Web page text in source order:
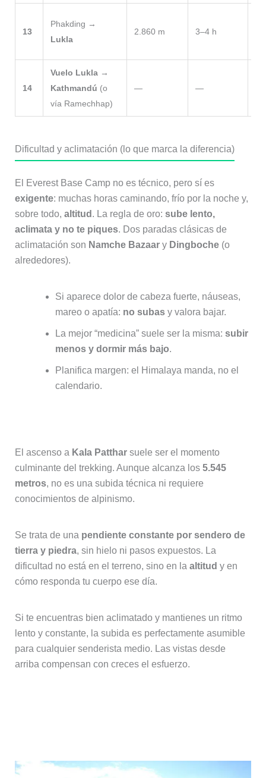
13
Phakding →
Lukla
2.860 m 3–4 h
14
Vuelo Lukla →
Kathmandú (o
vía Ramechhap)
— —
Dificultad y aclimatación (lo que marca la diferencia)
El Everest Base Camp no es técnico, pero sí es
exigente: muchas horas caminando, frío por la noche y,
sobre todo, altitud . La regla de oro: sube lento,
aclimata y no te piques. Dos paradas clásicas de
aclimatación son Namche Bazaary Dingboche(o
alrededores).
Si aparece dolor de cabeza fuerte, náuseas,
mareo o apatía: no subasy valora bajar.
La mejor “medicina” suele ser la misma: subir
menos y dormir más bajo.
Planifica margen: el Himalaya manda, no el
calendario.
El ascenso a Kala Pattharsuele ser el momento
culminante del trekking. Aunque alcanza los 5.545
metros, no es una subida técnica ni requiere
conocimientos de alpinismo.
Se trata de una pendiente constante por sendero de
tierra y piedra, sin hielo ni pasos expuestos. La
dificultad no está en el terreno, sino en la altitud y en
cómo responda tu cuerpo ese día.
Si te encuentras bien aclimatado y mantienes un ritmo
lento y constante, la subida es perfectamente asumible
para cualquier senderista medio. Las vistas desde
arriba compensan con creces el esfuerzo.